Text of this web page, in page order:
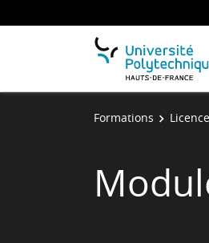
Formations Licence